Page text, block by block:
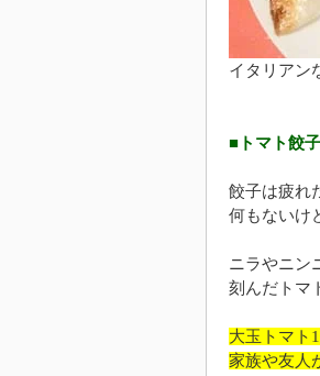
イタリアン
■トマト餃子
餃子は疲れ
何もないけ
ニラやニン
刻んだトマ
大玉トマト
家族や友人